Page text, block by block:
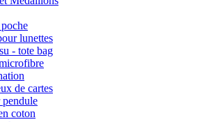
lunettes
- tote bag
de cartes
pendule
coton